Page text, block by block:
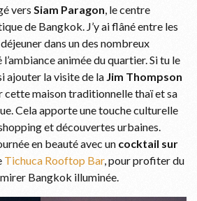
vers Siam Paragon, le centre
de Bangkok. J’y ai flâné entre les
dans un des nombreux
animée du quartier. Si tu le
ajouter la visite de la Jim Thompson
cette maison traditionnelle thaï et sa
Cela apporte une touche culturelle
et découvertes urbaines.
en beauté avec un cocktail sur
Tichuca Rooftop Bar, pour profiter du
Bangkok illuminée.